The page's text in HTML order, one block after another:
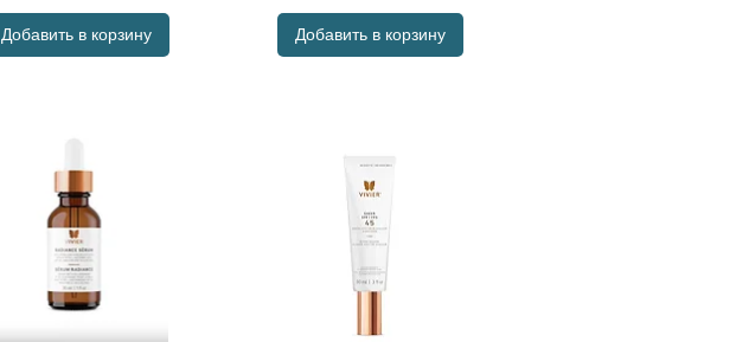
Добавить в корзину Добавить в корзину